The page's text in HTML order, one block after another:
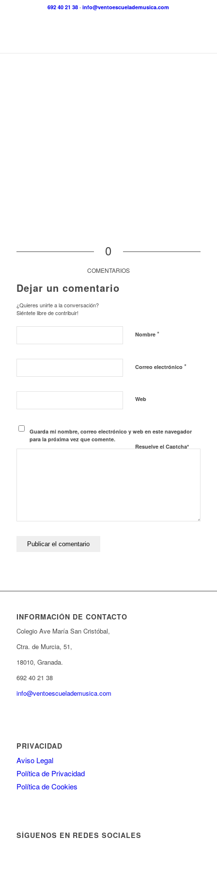
692 40 21 38 ·info@ventoescuelademusica.com
0
COMENTARIOS
Dejar un comentario
¿Quieres unirte a la conversación?
Siéntete libre de contribuir!
Nombre *
Correo electrónico *
Web
Guarda mi nombre, correo electrónico y web en este navegador
para la próxima vez que comente.
Resuelve el Captcha*
INFORMACIÓN DE CONTACTO
Colegio Ave María San Cristóbal,
Ctra. de Murcia, 51,
18010, Granada.
692 40 21 38
info@ventoescuelademusica.com
PRIVACIDAD
Aviso Legal
Política de Privacidad
Política de Cookies
SÍGUENOS EN REDES SOCIALES